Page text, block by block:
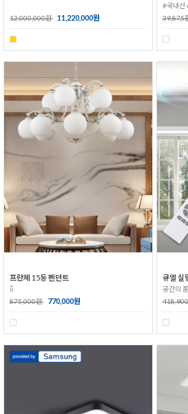
12,000,000원 11,220,000원
#국내산
39,875
프란체 15등 펜던트
ȭ
875,000원 770,000원
큐엘 실
공간의